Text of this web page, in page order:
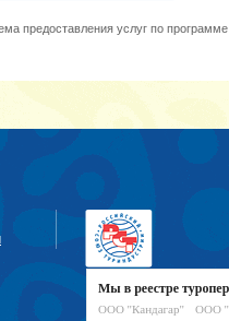
предоставления услуг по программе